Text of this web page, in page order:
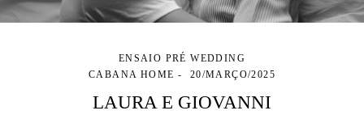
ENSAIO PRÉ WEDDING
CABANA HOME
20/MARÇO/2025
LAURA E GIOVANNI